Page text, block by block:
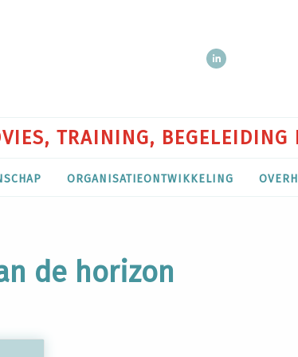
TRAINING, BEGELEIDING
ORGANISATIEONTWIKKELING
de horizon